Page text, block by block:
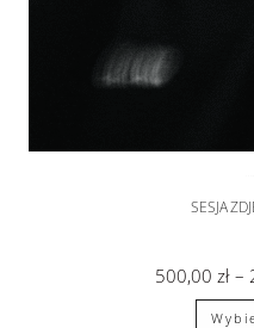
SESJA
500,00zł –